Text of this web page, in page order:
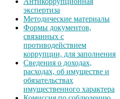
экспертиза
Методические материалы
Формы документов,
связанных с
противодействием
коррупции, для заполнения
Сведения о доходах,
расходах, об имуществе и
обязательствах
имущественного характера